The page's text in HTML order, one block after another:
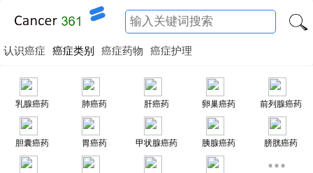
认识癌症 癌症类别 癌症药物 癌症护理
乳腺癌药 肺癌药 肝癌药 卵巢癌药 前列腺癌药
胆囊癌药 胃癌药 甲状腺癌药 胰腺癌药 膀胱癌药